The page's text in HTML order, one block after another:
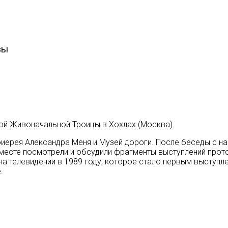
Живоначальной Троицы в Хохлах (Москва).
Александра Меня и Музей дороги. После беседы с
посмотрели и обсудили фрагменты выступлений
телевидении в 1989 году, которое стало первым